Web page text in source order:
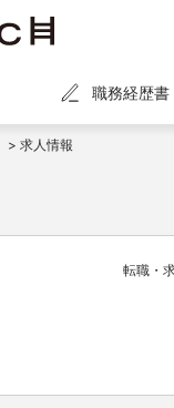
職務経歴書
> 求人情報
転職・